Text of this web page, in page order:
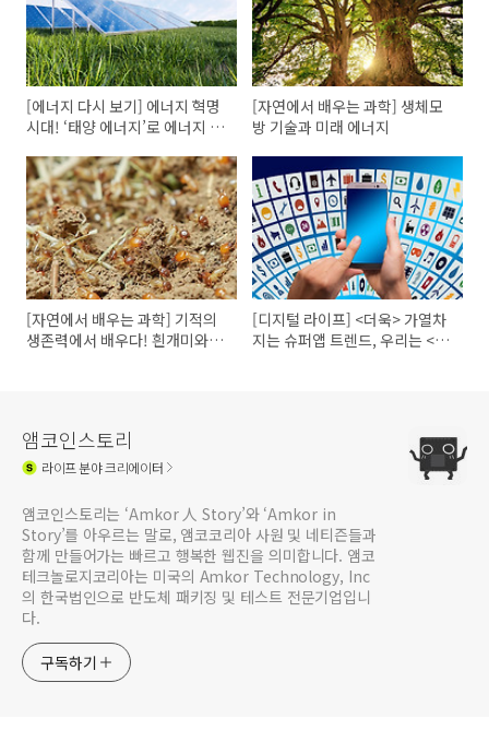
[에너지 다시 보기] 에너지 혁명
시대! ‘태양 에너지’로 에너지 갑
[자연에서 배우는 과학] 생체모
방 기술과 미래 에너지
[자연에서 배우는 과학] 기적의
생존력에서 배우다! 흰개미와 에
[디지털 라이프] <더욱> 가열차
지는 슈퍼앱 트렌드, 우리는 <더
앰코인스토리
라이프분야 크리에이터
앰코인스토리는 ‘Amkor 人 Story’와 ‘Amkor in
Story’를 아우르는 말로, 앰코코리아 사원 및 네티즌들과
함께 만들어가는 빠르고 행복한 웹진을 의미합니다. 앰코
테크놀로지코리아는 미국의 Amkor Technology, Inc
의 한국법인으로 반도체 패키징 및 테스트 전문기업입니
다.
구독하기